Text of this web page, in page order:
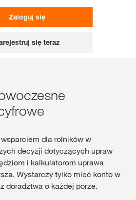
Zaloguj się
się teraz
dla rolników w
decyzji dotyczących upraw
i kalkulatorom uprawa
Wystarczy tylko mieć konto w
doradztwa o każdej porze.